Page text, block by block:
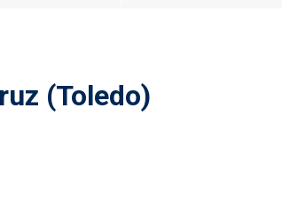
(Toledo)